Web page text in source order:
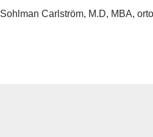
Carlström, M.D, MBA,